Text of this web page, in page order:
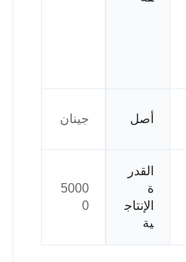
أصل جينان
القدر
ة
الإنتاج
ية
5000
0